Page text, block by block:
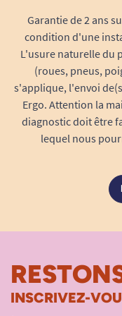
Grande
offre une
celle d’un
protection
fuite,
ou d’une
Technologie
Acquisition
système
“acquisition
d’humidité,
situations.
Garantie de 2 ans
condition d'une
L'usure naturelle du
(roues, pneus,
s'applique, l'envoi
Ergo. Attention la
diagnostic doit être
lequel nous
INSCRIVEZ-